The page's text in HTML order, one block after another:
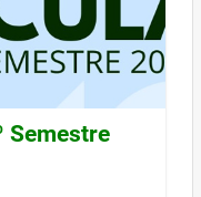
Semestre